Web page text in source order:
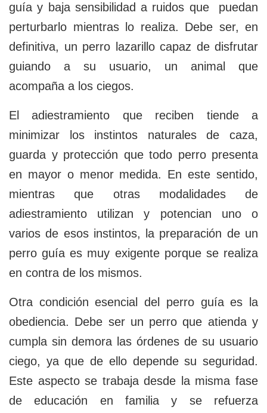
guía y baja sensibilidad a ruidos que puedan
perturbarlo mientras lo realiza. Debe ser, en
definitiva, un perro lazarillo capaz de disfrutar
guiando a su usuario, un animal que
acompaña a los ciegos.
El adiestramiento que reciben tiende a
minimizar los instintos naturales de caza,
guarda y protección que todo perro presenta
en mayor o menor medida. En este sentido,
mientras que otras modalidades de
adiestramiento utilizan y potencian uno o
varios de esos instintos, la preparación de un
perro guía es muy exigente porque se realiza
en contra de los mismos.
Otra condición esencial del perro guía es la
obediencia. Debe ser un perro que atienda y
cumpla sin demora las órdenes de su usuario
ciego, ya que de ello depende su seguridad.
Este aspecto se trabaja desde la misma fase
de educación en familia y se refuerza